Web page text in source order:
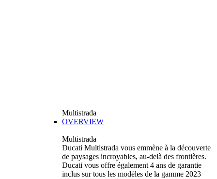
Multistrada
OVERVIEW
Multistrada
Ducati Multistrada vous emmène à la découverte
de paysages incroyables, au-delà des frontières.
Ducati vous offre également 4 ans de garantie
inclus sur tous les modèles de la gamme 2023